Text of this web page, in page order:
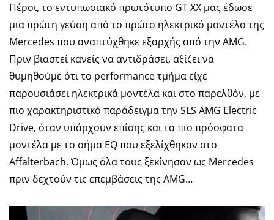
Πέρσι, το εντυπωσιακό πρωτότυπο GT XX μας έδωσε
μια πρώτη γεύση από το πρώτο ηλεκτρικό μοντέλο της
Mercedes που αναπτύχθηκε εξαρχής από την AMG.
Πριν βιαστεί κανείς να αντιδράσει, αξίζει να
θυμηθούμε ότι το performance τμήμα είχε
παρουσιάσει ηλεκτρικά μοντέλα και στο παρελθόν, με
πιο χαρακτηριστικό παράδειγμα την SLS AMG Electric
Drive, όταν υπάρχουν επίσης και τα πιο πρόσφατα
μοντέλα με το σήμα EQ που εξελίχθηκαν στο
Affalterbach. Όμως όλα τους ξεκίνησαν ως Mercedes
πριν δεχτούν τις επεμβάσεις της AMG…